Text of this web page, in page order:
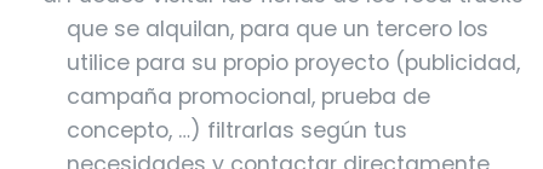
que se alquilan, para que un tercero los
utilice para su propio proyecto (publicidad,
campaña promocional, prueba de
concepto, …) filtrarlas según tus